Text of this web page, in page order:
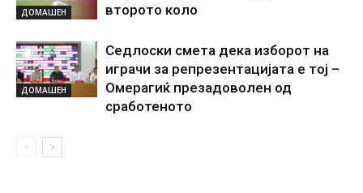
ДОМАШЕН
второто коло
ДОМАШЕН
Седлоски смета дека изборот на
играчи за репрезентацијата е тој –
Омерагиќ презадоволен од
сработеното